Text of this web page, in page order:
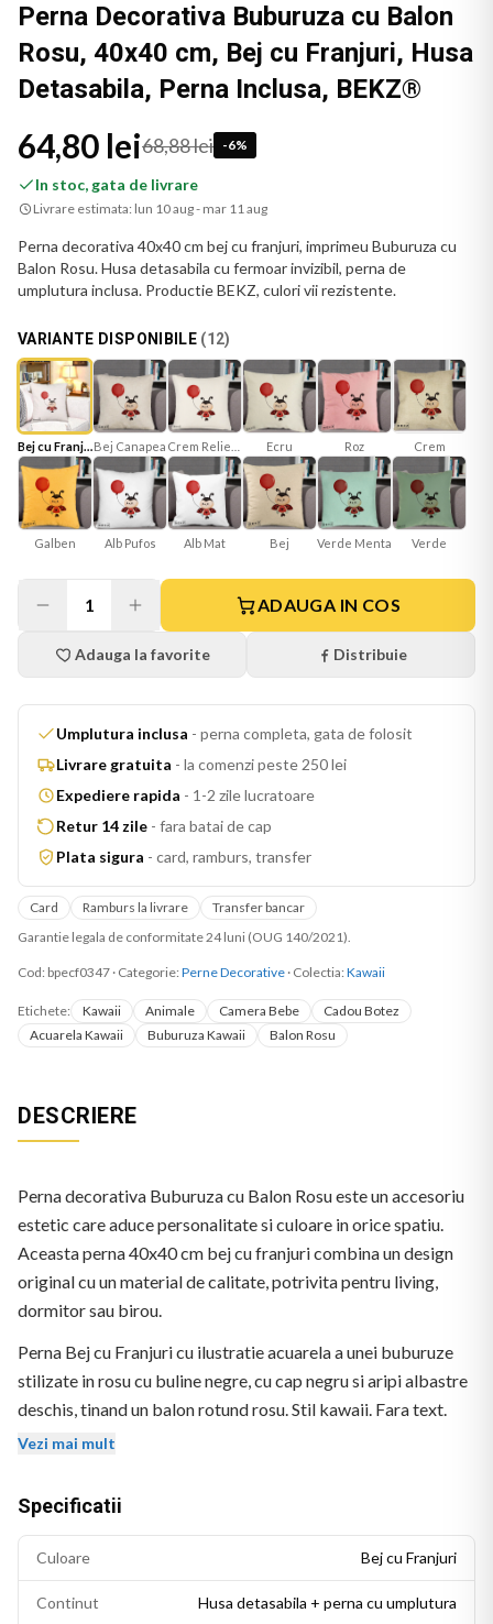
Perna Decorativa Buburuza cu Balon
Rosu, 40x40 cm, Bej cu Franjuri, Husa
Detasabila, Perna Inclusa, BEKZ®
64,80 lei68,88 lei -6%
In stoc, gata de livrare
Livrare estimata: lun 10 aug - mar 11 aug
Perna decorativa 40x40 cm bej cu franjuri, imprimeu Buburuza cu
Balon Rosu. Husa detasabila cu fermoar invizibil, perna de
umplutura inclusa. Productie BEKZ, culori vii rezistente.
VARIANTE DISPONIBILE (12)
Bej cu FranjuriBej Canapea Ecru Roz Crem
Galben Alb Pufos Alb Mat Bej Verde Menta Verde
1 ADAUGA IN COS
Adauga la favorite Distribuie
Umplutura inclusa - perna completa, gata de folosit
Livrare gratuita - la comenzi peste 250 lei
Expediere rapida - 1-2 zile lucratoare
Retur 14 zile - fara batai de cap
Plata sigura - card, ramburs, transfer
Card Ramburs la livrare
Transfer bancar
Garantie legala de conformitate 24 luni (OUG 140/2021).
Cod: bpecf0347 · Categorie: Perne Decorative · Colectia: Kawaii
Etichete: Kawaii Animale Camera Bebe
Cadou Botez
Acuarela Kawaii
Buburuza Kawaii Balon Rosu
DESCRIERE
Perna decorativa Buburuza cu Balon Rosu este un accesoriu
estetic care aduce personalitate si culoare in orice spatiu.
Aceasta perna 40x40 cm bej cu franjuri combina un design
original cu un material de calitate, potrivita pentru living,
dormitor sau birou.
Perna Bej cu Franjuri cu ilustratie acuarela a unei buburuze
stilizate in rosu cu buline negre, cu cap negru si aripi albastre
deschis, tinand un balon rotund rosu. Stil kawaii. Fara text.
Vezi mai mult
Specificatii
Culoare Bej cu Franjuri
Continut Husa detasabila + perna cu umplutura